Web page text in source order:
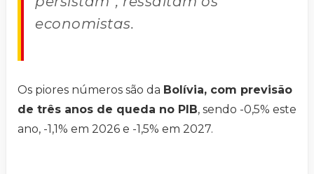
economistas.
Os piores números são da Bolívia, com previsão
de três anos de queda no PIB, sendo -0,5% este
ano, -1,1% em 2026 e -1,5% em 2027.